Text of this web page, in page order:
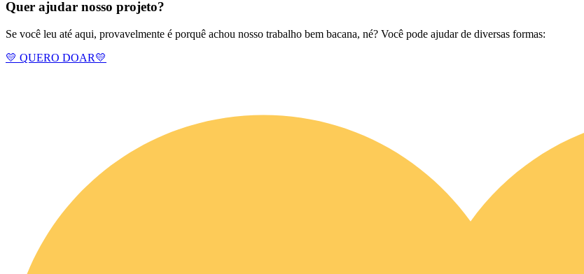
Quer ajudar nosso projeto?
Se você leu até aqui, provavelmente é porquê achou nosso trabalho bem bacana, né? Você pode ajudar de diversas formas:
💛 QUERO DOAR💛